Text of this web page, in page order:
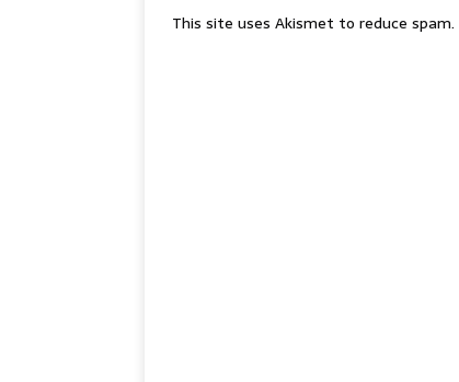
This site uses Akismet to reduce spam.